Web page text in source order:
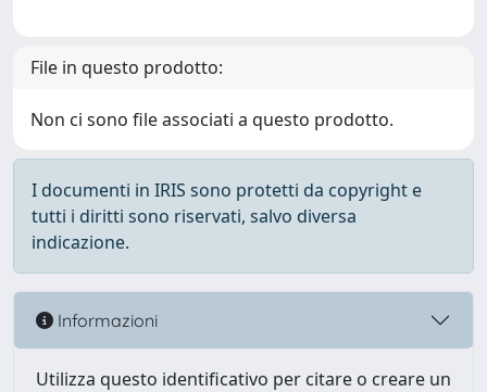
File in questo prodotto:
Non ci sono file associati a questo prodotto.
I documenti in IRIS sono protetti da copyright e
tutti i diritti sono riservati, salvo diversa
indicazione.
Informazioni
Utilizza questo identificativo per citare o creare un